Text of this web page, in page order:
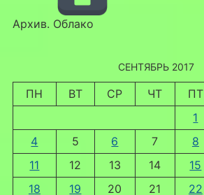
Архив. Облако
СЕНТЯБРЬ 2017
ПН ВТ СР ЧТ ПТ
1
4
5 6 7 8
11
12 13 14 15
18
19 20 21 22